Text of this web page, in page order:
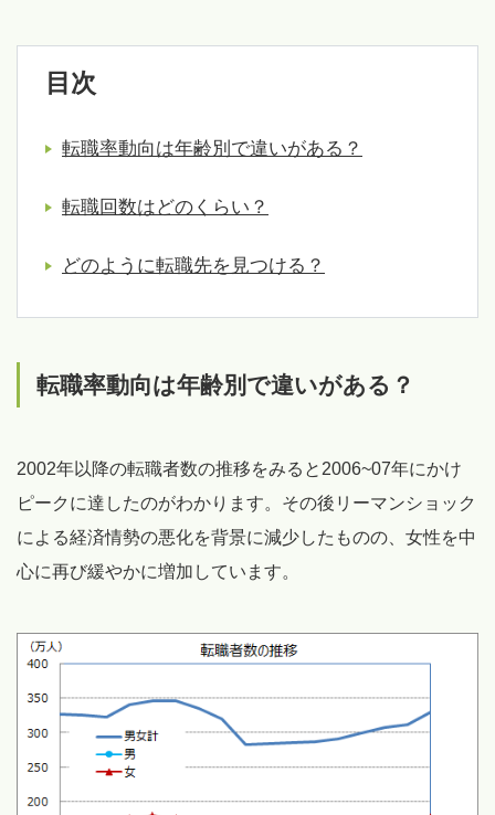
目次
転職率動向は年齢別で違いがある？
転職回数はどのくらい？
どのように転職先を見つける？
転職率動向は年齢別で違いがある？
2002年以降の転職者数の推移をみると2006~07年にかけ
ピークに達したのがわかります。その後リーマンショック
による経済情勢の悪化を背景に減少したものの、女性を中
心に再び緩やかに増加しています。